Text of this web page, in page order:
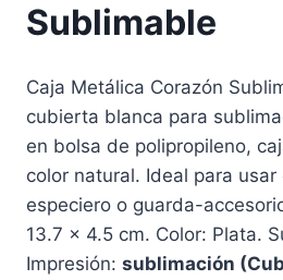
Sublimable
Caja Metálica Corazón
cubierta blanca para
en bolsa de polipropileno,
color natural. Ideal para usar
especiero o guarda-
13.7 x 4.5 cm. Color: Plata.
Impresión: sublimación (